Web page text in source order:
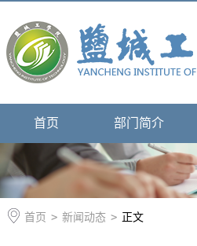
首页 部门简介
首页 > 新闻动态 > 正文